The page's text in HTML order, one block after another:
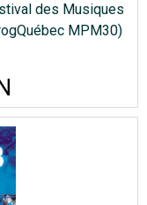
des Musiques
MPM30)